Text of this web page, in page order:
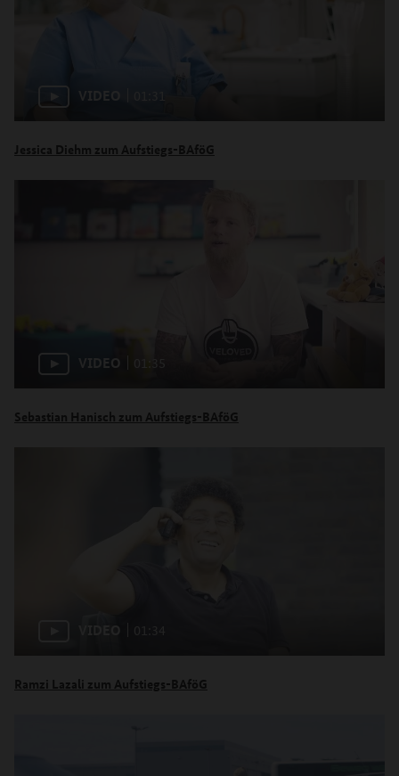
Jessica Diehm zum Aufstiegs-BAföG
VIDEO
Sebastian Hanisch zum Aufstiegs-BAföG
VIDEO 01:35
Ramzi Lazali zum Aufstiegs-BAföG
VIDEO